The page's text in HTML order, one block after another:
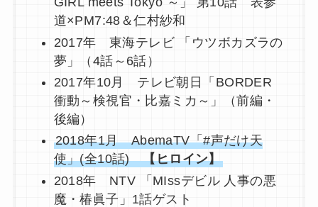
道×PM7:48＆仁村紗和
2017年 東海テレビ 「ウツボカズラの
夢」（4話～6話）
2017年10月 テレビ朝日「BORDER
衝動～検視官・比嘉ミカ～」（前編・
後編）
2018年1月 AbemaTV「#声だけ天
使」(全10話)【ヒロイン】
2018年 NTV 「MIssデビル 人事の悪
魔・椿眞子」1話ゲスト